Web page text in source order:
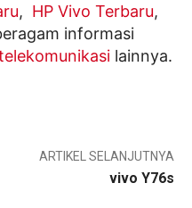
, HP Vivo Terbaru,
informasi
lainnya.
ARTIKEL SELANJUTNYA
vivo Y76s